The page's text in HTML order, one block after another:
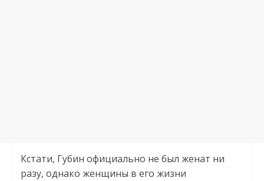
Кстати, Губин официально не был женат ни
разу, однако женщины в его жизни